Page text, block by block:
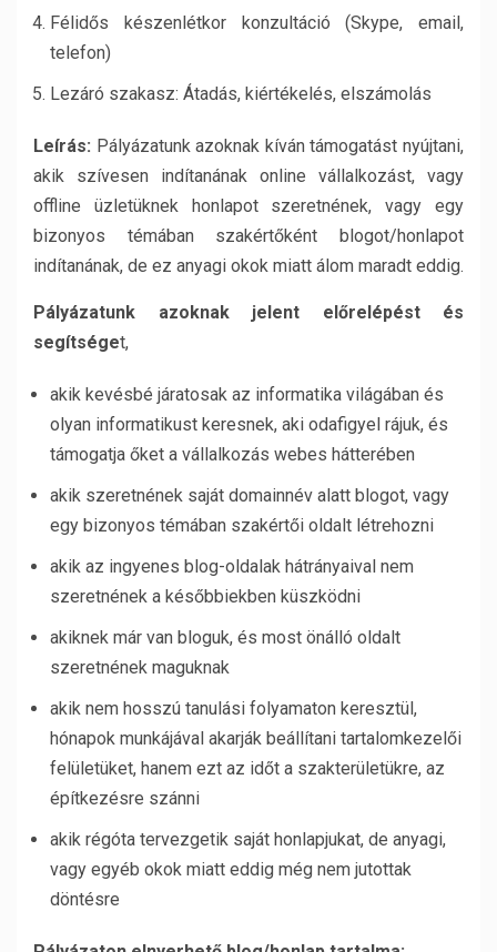
Félidős készenlétkor konzultáció (Skype, email,
telefon)
Lezáró szakasz: Átadás, kiértékelés, elszámolás
Leírás: Pályázatunk azoknak kíván támogatást nyújtani,
akik szívesen indítanának online vállalkozást, vagy
offline üzletüknek honlapot szeretnének, vagy egy
bizonyos témában szakértőként blogot/honlapot
indítanának, de ez anyagi okok miatt álom maradt eddig.
Pályázatunk azoknak jelent előrelépést és
segítséget,
akik kevésbé járatosak az informatika világában és
olyan informatikust keresnek, aki odafigyel rájuk, és
támogatja őket a vállalkozás webes hátterében
akik szeretnének saját domainnév alatt blogot, vagy
egy bizonyos témában szakértői oldalt létrehozni
akik az ingyenes blog-oldalak hátrányaival nem
szeretnének a későbbiekben küszködni
akiknek már van bloguk, és most önálló oldalt
szeretnének maguknak
akik nem hosszú tanulási folyamaton keresztül,
hónapok munkájával akarják beállítani tartalomkezelői
felületüket, hanem ezt az időt a szakterületükre, az
építkezésre szánni
akik régóta tervezgetik saját honlapjukat, de anyagi,
vagy egyéb okok miatt eddig még nem jutottak
döntésre